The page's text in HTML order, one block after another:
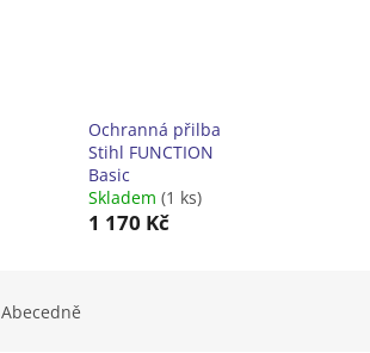
Ochranná přilba
Stihl FUNCTION
Basic
Skladem (1 ks)
1 170 Kč
Abecedně